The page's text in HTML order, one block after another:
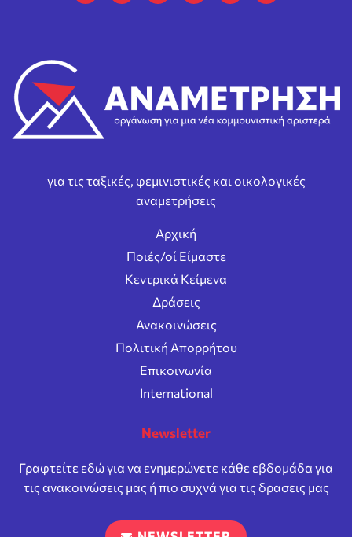
για τις ταξικές, φεμινιστικές και οικολογικές
αναμετρήσεις
Αρχική
Ποιές/οί Είμαστε
Κεντρικά Κείμενα
Δράσεις
Ανακοινώσεις
Πολιτική Απορρήτου
Επικοινωνία
International
Newsletter
Γραφτείτε εδώ για να ενημερώνετε κάθε εβδομάδα για
τις ανακοινώσεις μας ή πιο συχνά για τις δρασεις μας